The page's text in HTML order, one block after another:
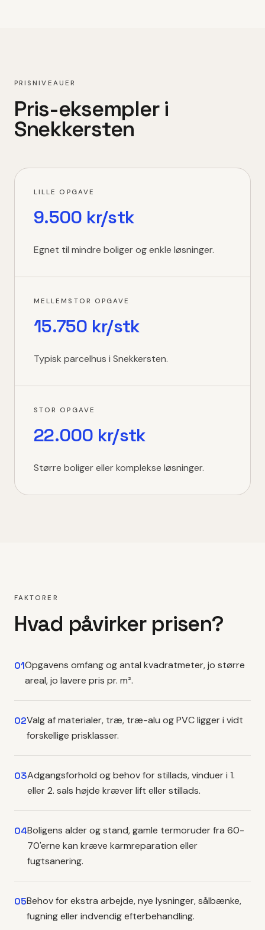
PRISNIVEAUER
Pris-eksempler i
Snekkersten
LILLE OPGAVE
9.500 kr/stk
Egnet til mindre boliger og enkle løsninger.
MELLEMSTOR OPGAVE
15.750 kr/stk
Typisk parcelhus i Snekkersten.
STOR OPGAVE
22.000 kr/stk
Større boliger eller komplekse løsninger.
FAKTORER
Hvad påvirker prisen?
01Opgavens omfang og antal kvadratmeter, jo større
areal, jo lavere pris pr. m².
02Valg af materialer, træ, træ-alu og PVC ligger i vidt
forskellige prisklasser.
03Adgangsforhold og behov for stillads, vinduer i 1.
eller 2. sals højde kræver lift eller stillads.
04Boligens alder og stand, gamle termoruder fra 60-
70'erne kan kræve karmreparation eller
fugtsanering.
05Behov for ekstra arbejde, nye lysninger, sålbænke,
fugning eller indvendig efterbehandling.